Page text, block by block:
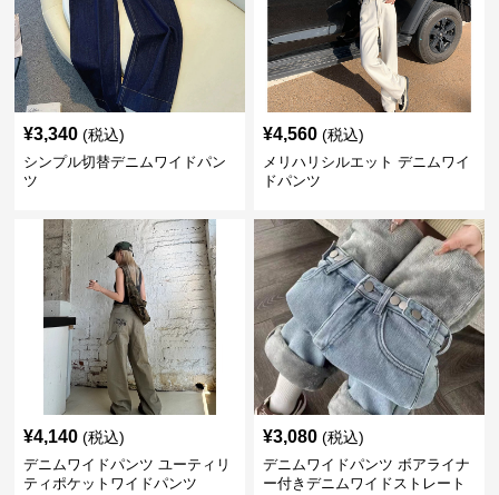
¥3,340 (税込)
シンプル切替デニムワイドパン
ツ
¥4,560 (税込)
メリハリシルエット デニムワイ
ドパンツ
¥4,140 (税込)
デニムワイドパンツ ユーティリ
ティポケットワイドパンツ
¥3,080 (税込)
デニムワイドパンツ ボアライナ
ー付きデニムワイドストレート